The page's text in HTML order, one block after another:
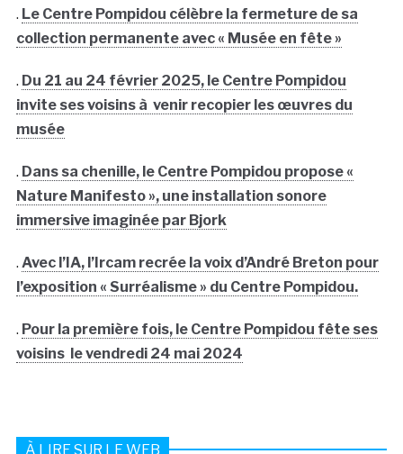
. Le Centre Pompidou célèbre la fermeture de sa
collection permanente avec « Musée en fête »
. Du 21 au 24 février 2025, le Centre Pompidou
invite ses voisins à venir recopier les œuvres du
musée
. Dans sa chenille, le Centre Pompidou propose «
Nature Manifesto », une installation sonore
immersive imaginée par Bjork
. Avec l’IA, l’Ircam recrée la voix d’André Breton pour
l’exposition « Surréalisme » du Centre Pompidou.
. Pour la première fois, le Centre Pompidou fête ses
voisins le vendredi 24 mai 2024
À LIRE SUR LE WEB